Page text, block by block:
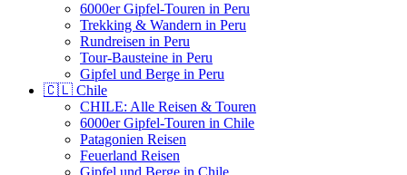
6000er Gipfel-Touren in Peru
Trekking & Wandern in Peru
Rundreisen in Peru
Tour-Bausteine in Peru
Gipfel und Berge in Peru
🇨🇱 Chile
CHILE: Alle Reisen & Touren
6000er Gipfel-Touren in Chile
Patagonien Reisen
Feuerland Reisen
Gipfel und Berge in Chile